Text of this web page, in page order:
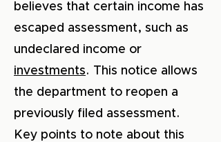
believes that certain income has
escaped assessment, such as
undeclared income or
investments. This notice allows
the department to reopen a
previously filed assessment.
Key points to note about this